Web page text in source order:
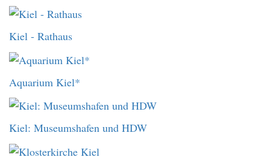
Kiel - Rathaus
Aquarium Kiel*
Kiel: Museumshafen und HDW